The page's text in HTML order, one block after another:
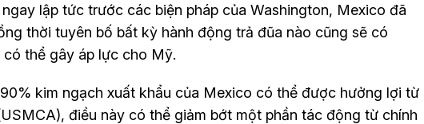
lập tức trước các biện pháp của Washington, Mexico đã
thời tuyên bố bất kỳ hành động trả đũa nào cũng sẽ có
thể gây áp lực cho Mỹ.
kim ngạch xuất khẩu của Mexico có thể được hưởng lợi từ
điều này có thể giảm bớt một phần tác động từ chính